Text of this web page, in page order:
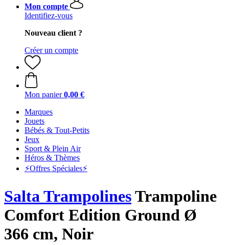
Mon compte
Identifiez-vous
Nouveau client ?
Créer un compte
Mon panier 0,00 €
Marques
Jouets
Bébés & Tout-Petits
Jeux
Sport & Plein Air
Héros & Thèmes
⚡️Offres Spéciales⚡️
Salta TrampolinesTrampoline
Comfort Edition Ground Ø
366 cm, Noir